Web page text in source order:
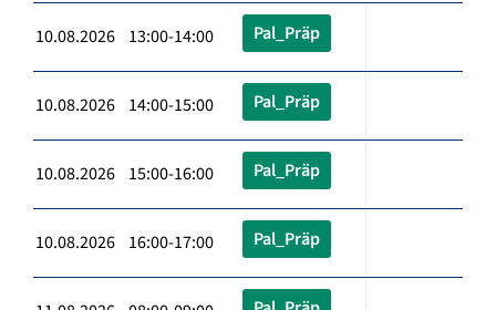
10.08.2026 13:00-14:00 Pal_Präp
10.08.2026 14:00-15:00 Pal_Präp
10.08.2026 15:00-16:00 Pal_Präp
10.08.2026 16:00-17:00 Pal_Präp